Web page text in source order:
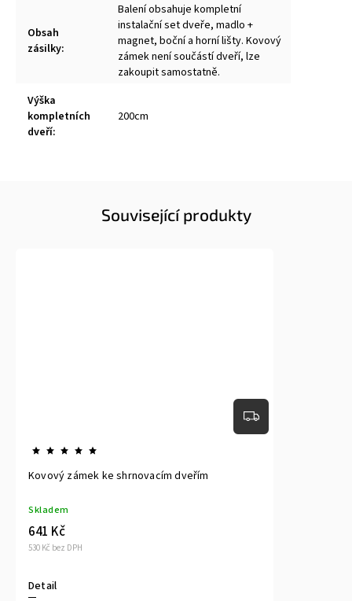
Obsah
zásilky:
Balení obsahuje kompletní
instalační set dveře, madlo +
magnet, boční a horní lišty. Kovový
zámek není součástí dveří, lze
zakoupit samostatně.
Výška
kompletních
dveří:
200cm
Související produkty
Kovový zámek ke shrnovacím dveřím
Skladem
530 Kč bez DPH
641 Kč
Detail